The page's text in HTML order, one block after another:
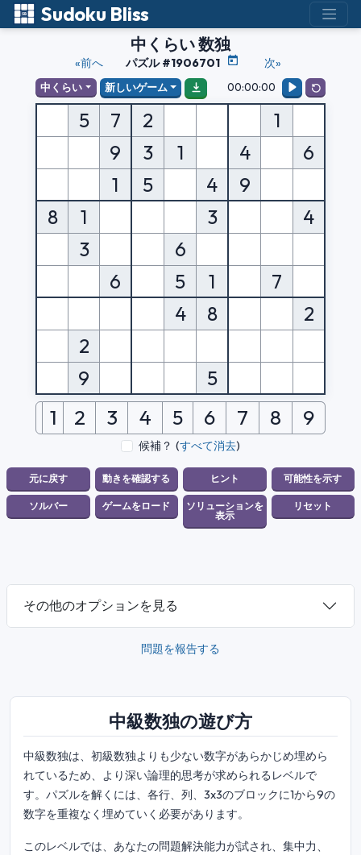
Sudoku Bliss
中くらい 数独
«前へ パズル #1906701 次»
中くらい 新しいゲーム 00:00:00
5 7 2
1
9
3 1 4
6
1
5 4
9
8
1 3
4
3
6
6
5 1
7
4
8
2
2
9
5
1 2 3 4 5 6 7 8 9
候補？ (すべて消去)
その他のオプションを見る
問題を報告する
中級数独の遊び方
中級数独は、初級数独よりも少ない数字があらかじめ埋めら
れているため、より深い論理的思考が求められるレベルで
す。パズルを解くには、各行、列、3x3のブロックに1から9の
数字を重複なく埋めていく必要があります。
このレベルでは、あなたの問題解決能力が試され、集中力、